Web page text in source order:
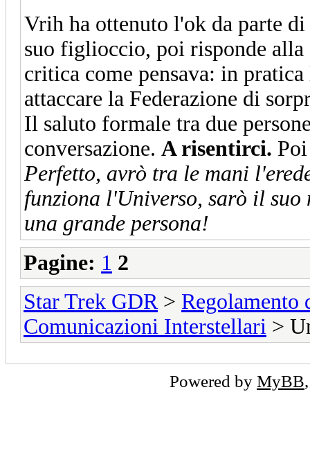
Vrih ha ottenuto l'ok da parte
suo figlioccio, poi risponde alla
critica come pensava: in
attaccare la Federazione di
Il saluto formale tra due
conversazione. A risentirci.
Perfetto, avrò tra le mani
funziona l'Universo, sarò il suo
una grande persona!
Pagine: 1 2
Star Trek GDR > Regolamento
Comunicazioni Interstellari >
Powered by MyBB